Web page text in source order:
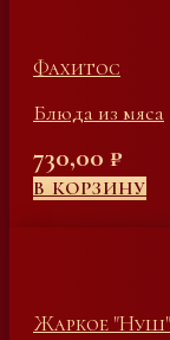
Фахитос
Блюда из мяса
730,00 ₽
В КОРЗИНУ
Жаркое "Нуш"